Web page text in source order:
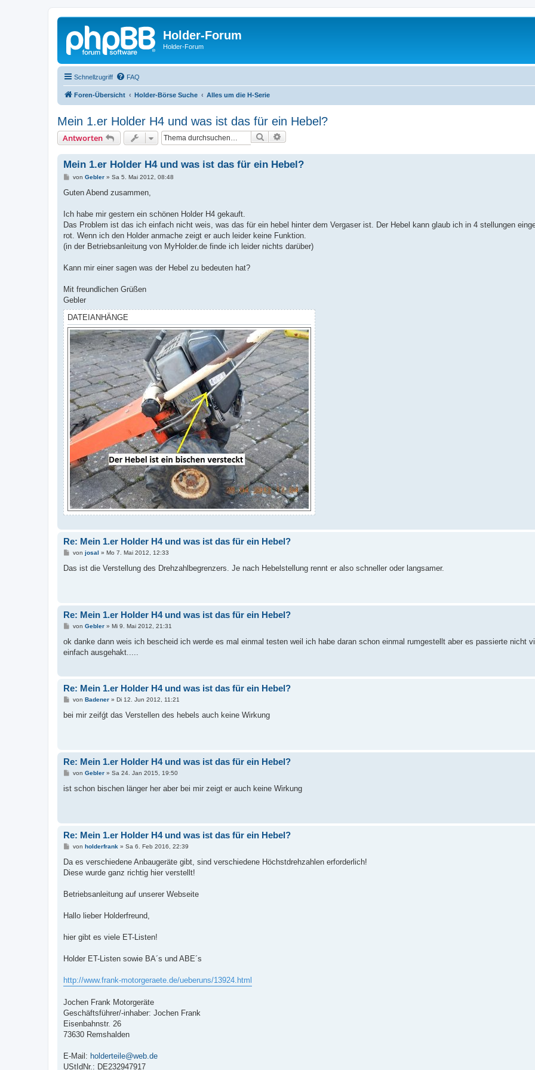
Holder-Forum
Holder-Forum
Schnellzugriff FAQ
Foren-Übersicht Holder-Börse Suche Alles um die H-Serie
Mein 1.er Holder H4 und was ist das für ein Hebel?
Antworten Suche
Mein 1.er Holder H4 und was ist das für ein Hebel?
B
i
a
von Gebler» Sa 5. Mai 2012, 08:48
Guten Abend zusammen,
Ich habe mir gestern ein schönen Holder H4 gekauft.
Das Problem ist das ich einfach nicht weis, was das für ein hebel hinter dem Vergaser ist. Der Hebel kann glaub ich in 4 stellungen
rot. Wenn ich den Holder anmache zeigt er auch leider keine Funktion.
(in der Betriebsanleitung von MyHolder.de finde ich leider nichts darüber)
Kann mir einer sagen was der Hebel zu bedeuten hat?
Mit freundlichen Grüßen
Gebler
DATEIANHÄNGE
Re: Mein 1.er Holder H4 und was ist das für ein Hebel?
B
i
von josal » Mo 7. Mai 2012, 12:33
Das ist die Verstellung des Drehzahlbegrenzers. Je nach Hebelstellung rennt er also schneller oder langsamer.
Re: Mein 1.er Holder H4 und was ist das für ein Hebel?
B
i
r
von Gebler» Mi 9. Mai 2012, 21:31
ok danke dann weis ich bescheid ich werde es mal einmal testen weil ich habe daran schon einmal rumgestellt aber es passierte nicht
einfach ausgehakt.....
Re: Mein 1.er Holder H4 und was ist das für ein Hebel?
B
i
von Badener» Di 12. Jun 2012, 11:21
bei mir zeifǵt das Verstellen des hebels auch keine Wirkung
Re: Mein 1.er Holder H4 und was ist das für ein Hebel?
B
i
von Gebler» Sa 24. Jan 2015, 19:50
ist schon bischen länger her aber bei mir zeigt er auch keine Wirkung
Re: Mein 1.er Holder H4 und was ist das für ein Hebel?
B
i
r
von holderfrank » Sa 6. Feb 2016, 22:39
Da es verschiedene Anbaugeräte gibt, sind verschiedene Höchstdrehzahlen erforderlich!
Diese wurde ganz richtig hier verstellt!
Betriebsanleitung auf unserer Webseite
Hallo lieber Holderfreund,
hier gibt es viele ET-Listen!
Holder ET-Listen sowie BA´s und ABE´s
http://www.frank-motorgeraete.de/ueberuns/13924.html
Jochen Frank Motorgeräte
Geschäftsführer/-inhaber: Jochen Frank
Eisenbahnstr. 26
73630 Remshalden
E-Mail: holderteile@web.de
UStIdNr.: DE232947917